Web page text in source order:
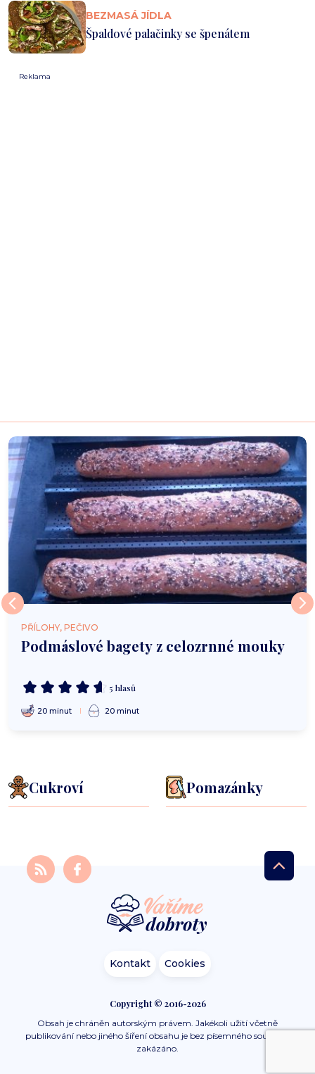
BEZMASÁ JÍDLA
Špaldové palačinky se špenátem
Reklama
PŘÍLOHY, PEČIVO
Podmáslové bagety z celozrnné mouky
5 hlasů
20 minut 20 minut
Cukroví Pomazánky
Kontakt Cookies
Copyright © 2016-2026
Obsah je chráněn autorským právem. Jakékoli užití včetně
publikování nebo jiného šíření obsahu je bez písemného souhlasu
zakázáno.